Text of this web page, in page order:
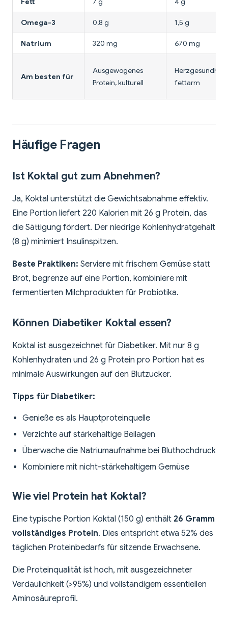
Omega-3 0,8 g 1,5 g
Natrium 320 mg 670 mg
Am besten für
Ausgewogenes
Protein, kulturell
Herzgesundheit,
fettarm
Häufige Fragen
Ist Koktal gut zum Abnehmen?
Ja, Koktal unterstützt die Gewichtsabnahme effektiv.
Eine Portion liefert 220 Kalorien mit 26 g Protein, das
die Sättigung fördert. Der niedrige Kohlenhydratgehalt
(8 g) minimiert Insulinspitzen.
Beste Praktiken: Serviere mit frischem Gemüse statt
Brot, begrenze auf eine Portion, kombiniere mit
fermentierten Milchprodukten für Probiotika.
Können Diabetiker Koktal essen?
Koktal ist ausgezeichnet für Diabetiker. Mit nur 8 g
Kohlenhydraten und 26 g Protein pro Portion hat es
minimale Auswirkungen auf den Blutzucker.
Tipps für Diabetiker:
Genieße es als Hauptproteinquelle
Verzichte auf stärkehaltige Beilagen
Überwache die Natriumaufnahme bei Bluthochdruck
Kombiniere mit nicht-stärkehaltigem Gemüse
Wie viel Protein hat Koktal?
Eine typische Portion Koktal (150 g) enthält 26 Gramm
vollständiges Protein. Dies entspricht etwa 52% des
täglichen Proteinbedarfs für sitzende Erwachsene.
Die Proteinqualität ist hoch, mit ausgezeichneter
Verdaulichkeit (>95%) und vollständigem essentiellen
Aminosäureprofil.